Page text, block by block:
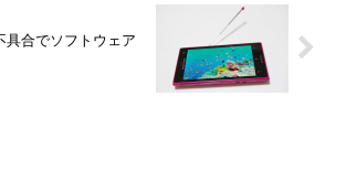
具合でソフトウェア